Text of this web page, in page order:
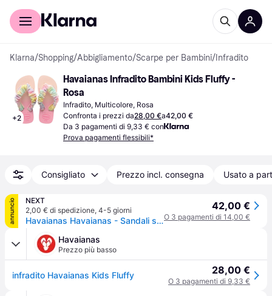
Per il tuo shopping
Klarna/Shopping/Abbigliamento/Scarpe per Bambini/ Infradito
+2
Havaianas Infradito Bambini Kids Fluffy -
Rosa
Infradito, Multicolore, Rosa
Confronta i prezzi da28,00 €a42,00 €
Da 3 pagamenti di 9,33 € con
Prova pagamenti flessibili*
Consigliato Prezzo incl. consegna Usato a
annuncio
NEXT
2,00 € di spedizione, 4-5 giorni
Havaianas Havaianas - Sandali soffice
42,00 €
O 3 pagamenti di 14,00 €
Havaianas
Prezzo più basso
infradito Havaianas Kids Fluffy 28,00 €
O 3 pagamenti di 9,33 €